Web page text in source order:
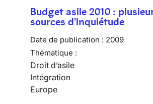
Budget asile 2010 :
sources d'inquiétude
Date de publication : 2009
Thématique :
Droit d’asile
Intégration
Europe